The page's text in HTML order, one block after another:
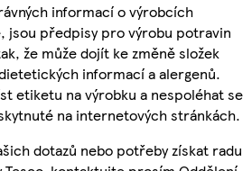
informací o výrobcích
jsou předpisy pro výrobu potravin
že může dojít ke změně složek
informací a alergenů.
etiketu na výrobku a nespoléhat se
na internetových stránkách.
dotazů nebo potřeby získat radu